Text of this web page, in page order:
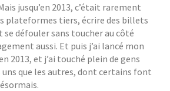
jusqu’en 2013, c’était rarement
plateformes tiers, écrire des billets
défouler sans toucher au côté
aussi. Et puis j’ai lancé mon
2013, et j’ai touché plein de gens
uns que les autres, dont certains font